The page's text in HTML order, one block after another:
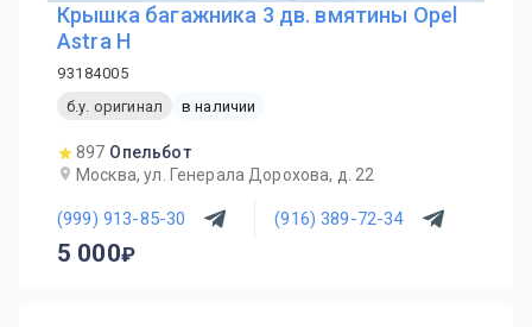
Крышка багажника 3 дв. вмятины Opel
Astra H
93184005
б.у. оригинал
в наличии
897 Опельбот
Москва, ул. Генерала Дорохова, д. 22
(999) 913-85-30 (916) 389-72-34
5 000